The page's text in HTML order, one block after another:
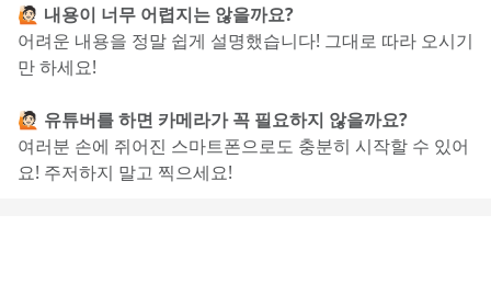
🙋🏻 내용이 너무 어렵지는 않을까요?
어려운 내용을 정말 쉽게 설명했습니다! 그대로 따라 오시기
만 하세요!
🙋🏻 유튜버를 하면 카메라가 꼭 필요하지 않을까요?
여러분 손에 쥐어진 스마트폰으로도 충분히 시작할 수 있어
요! 주저하지 말고 찍으세요!